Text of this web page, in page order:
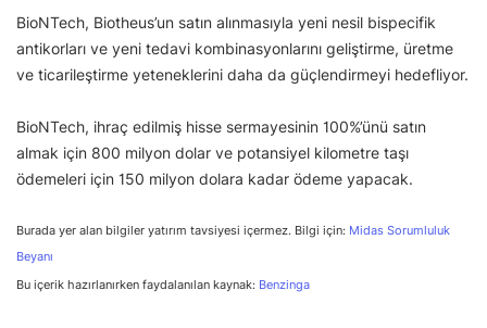
BioNTech, Biotheus’un satın alınmasıyla yeni nesil bispecifik
antikorları ve yeni tedavi kombinasyonlarını geliştirme, üretme
ve ticarileştirme yeteneklerini daha da güçlendirmeyi hedefliyor.
BioNTech, ihraç edilmiş hisse sermayesinin 100%’ünü satın
almak için 800 milyon dolar ve potansiyel kilometre taşı
ödemeleri için 150 milyon dolara kadar ödeme yapacak.
Burada yer alan bilgiler yatırım tavsiyesi içermez. Bilgi için: Midas Sorumluluk
Beyanı
Bu içerik hazırlanırken faydalanılan kaynak: Benzinga